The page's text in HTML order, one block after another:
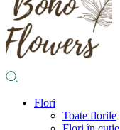
Flori
Toate florile